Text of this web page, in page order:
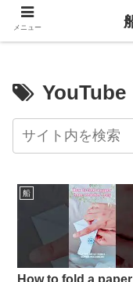
YouTube
船
メニュー